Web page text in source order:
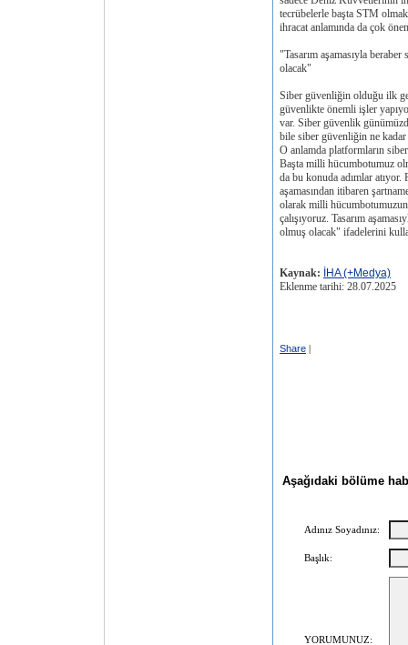
tecrübelerle başta STM
ihracat anlamında da çok
"Tasarım aşamasıyla
olacak"
Siber güvenliğin olduğu ilk
güvenlikte önemli işler
var. Siber güvenlik
bile siber güvenliğin ne
O anlamda platformların
Başta milli hücumbotumuz
da bu konuda adımlar
aşamasından itibaren
olarak milli
çalışıyoruz. Tasarım
olmuş olacak" ifadelerini
Kaynak:
İHA (+Medya)
Eklenme tarihi: 28.07.2025
Share |
Aşağıdaki bölüme
Adınız Soyadınız:
Başlık:
YORUMUNUZ: